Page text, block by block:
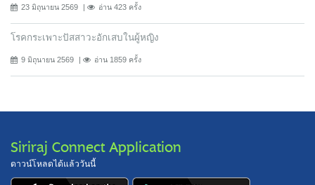
23 มิถุนายน 2569 อ่าน 423 ครั้ง
โรคกระเพาะปัสสาวะอักเสบในผู้หญิง
9 มิถุนายน 2569 อ่าน 1859 ครั้ง
Siriraj Connect Application
ดาวน์โหลดได้แล้ววันนี้